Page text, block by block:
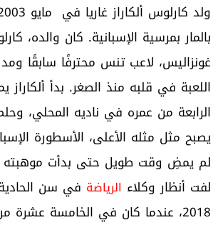
بالمار بمرسية الإسبانية. كان والده،
غونزاليس، لاعب تنس محترفًا سابقًا
اللعبة في قلبه منذ الصغر. بدأ
الرابعة من عمره في ناديه المحلي،
يصبح مثل مثله الأعلى، الأسطورة
لم يمضِ وقت طويل حتى بدأت موهبته
لفت أنظار وكلاء الرياضة في سن
2018، عندما كان في الخامسة عشرة